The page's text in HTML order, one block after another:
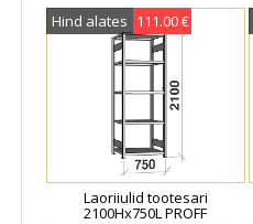
laos kohe olemas tarneajaga
Tellimuse või päringu
peenkaubariiulid allolevast
Vajadusel küsi nõu meie
Hind alates 111.00 €
Laoriiulid tootesari
2100Hx750L PROFF